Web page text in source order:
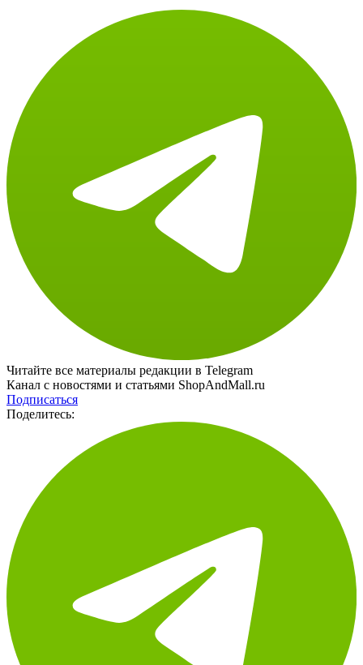
Читайте все материалы редакции в Telegram
Канал с новостями и статьями ShopAndMall.ru
Подписаться
Поделитесь: